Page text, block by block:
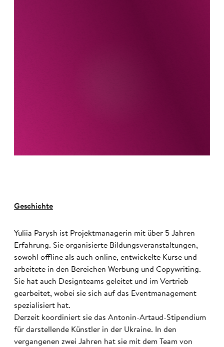
Geschichte
Yuliia Parysh ist Projektmanagerin mit über 5 Jahren
Erfahrung. Sie organisierte Bildungsveranstaltungen,
sowohl offline als auch online, entwickelte Kurse und
arbeitete in den Bereichen Werbung und Copywriting.
Sie hat auch Designteams geleitet und im Vertrieb
gearbeitet, wobei sie sich auf das Eventmanagement
spezialisiert hat.
Derzeit koordiniert sie das Antonin-Artaud-Stipendium
für darstellende Künstler in der Ukraine. In den
vergangenen zwei Jahren hat sie mit dem Team von